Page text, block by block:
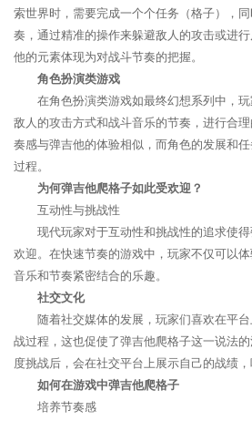
索世界时，需要完成一个个任务（格子），
奏，通过精准的操作来躲避敌人的攻击或进
他的元素体现为对战斗节奏的把握。
角色扮演类游戏
在角色扮演类游戏如最终幻想系列中，
敌人的攻击方式和战斗音乐的节奏，进行合
奏感与弹吉他的体验相似，而角色的发展和
过程。
为何弹吉他爬格子如此受欢迎？
互动性与挑战性
现代玩家对于互动性和挑战性的追求使
欢迎。在快速节奏的游戏中，玩家不仅可以
音乐和节奏紧密结合的乐趣。
社交文化
随着社交媒体的发展，玩家们喜欢在平
战过程，这也促使了弹吉他爬格子这一说法
度挑战后，会在社交平台上展示自己的战绩，
如何在游戏中弹吉他爬格子
培养节奏感